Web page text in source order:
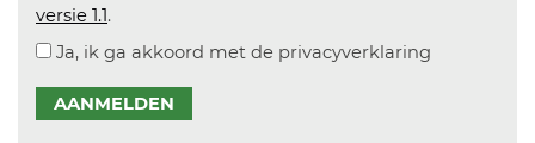
versie 1.1.
Ja, ik ga akkoord met de privacyverklaring
AANMELDEN